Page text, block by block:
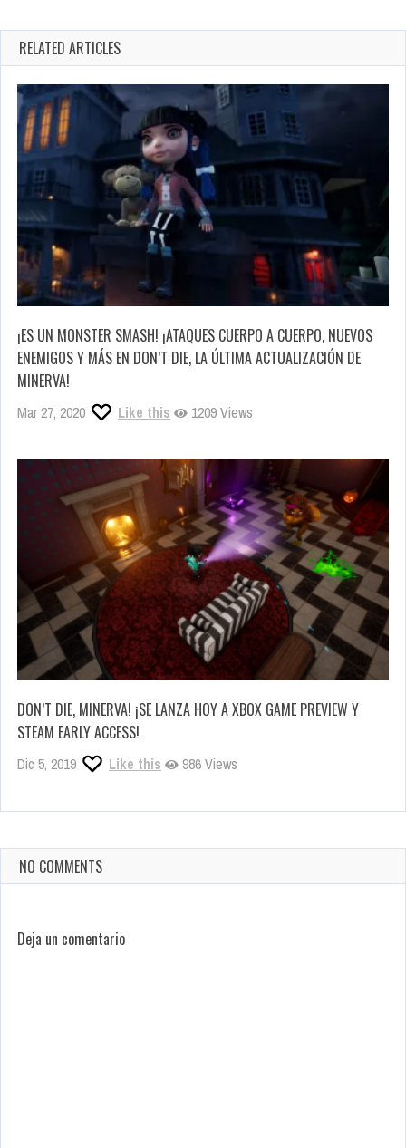
RELATED ARTICLES
¡ES UN MONSTER SMASH! ¡ATAQUES CUERPO A CUERPO, NUEVOS
ENEMIGOS Y MÁS EN DON’T DIE, LA ÚLTIMA ACTUALIZACIÓN DE
MINERVA!
Mar 27, 2020 Like this 1209 Views
DON’T DIE, MINERVA! ¡SE LANZA HOY A XBOX GAME PREVIEW Y
STEAM EARLY ACCESS!
Dic 5, 2019 Like this 986 Views
NO COMMENTS
Deja un comentario